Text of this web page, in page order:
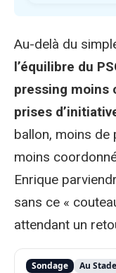
Au-delà du
l’équilibre du
pressing moins
prises
ballon, moins de
moins
Enrique
sans ce «
attendant un
Sondage Au Stade